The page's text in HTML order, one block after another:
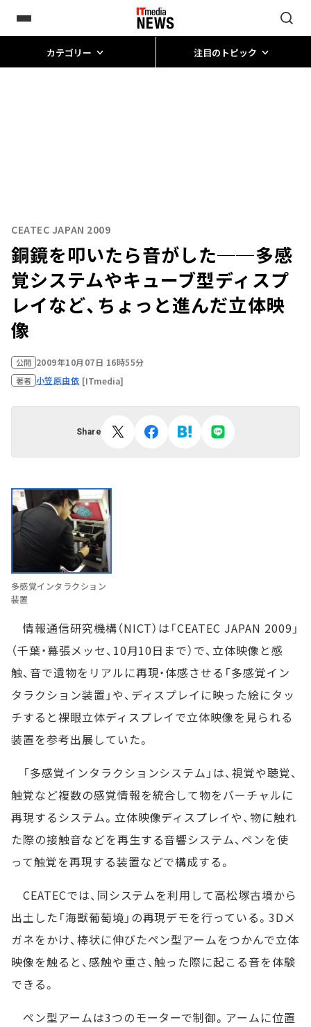
カテゴリー 注目のトピック
CEATEC JAPAN 2009
銅鏡を叩いたら音がした──多感
覚システムやキューブ型ディスプ
レイなど、ちょっと進んだ立体映
像
公開 2009年10月07日 16時55分
著者 小笠原由依 [ITmedia]
Share
多感覚インタラクション
装置
情報通信研究機構（NICT）は「CEATEC JAPAN 2009」
（千葉・幕張メッセ、10月10日まで）で、立体映像と感
触、音で遺物をリアルに再現・体感させる「多感覚イン
タラクション装置」や、ディスプレイに映った絵にタッ
チすると裸眼立体ディスプレイで立体映像を見られる
装置を参考出展していた。
「多感覚インタラクションシステム」は、視覚や聴覚、
触覚など複数の感覚情報を統合して物をバーチャルに
再現するシステム。立体映像ディスプレイや、物に触れ
た際の接触音などを再生する音響システム、ペンを使
って触覚を再現する装置などで構成する。
CEATECでは、同システムを利用して高松塚古墳から
出土した「海獣葡萄境」の再現デモを行っている。3Dメ
ガネをかけ、棒状に伸びたペン型アームをつかんで立体
映像を触ると、感触や重さ、触った際に起こる音を体験
できる。
ペン型アームは3つのモーターで制御。アームに位置